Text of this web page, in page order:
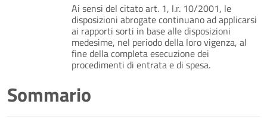
Ai sensi del citato art. 1, l.r. 10/2001, le
disposizioni abrogate continuano ad applicarsi
ai rapporti sorti in base alle disposizioni
medesime, nel periodo della loro vigenza, al
fine della completa esecuzione dei
procedimenti di entrata e di spesa.
Sommario